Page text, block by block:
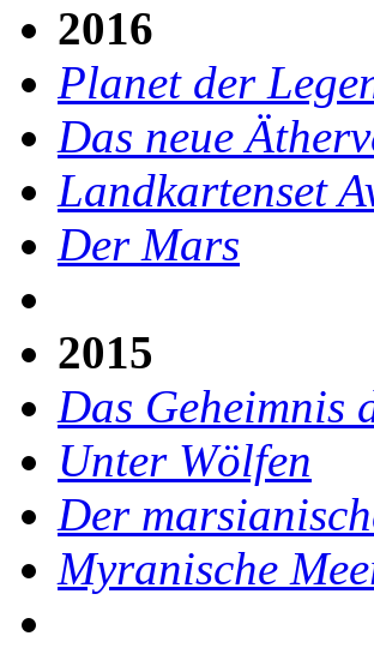
2016
Planet der
Das neue
Landkartenset
Der Mars
2015
Das Geheimnis
Unter Wölfen
Der
Myranische